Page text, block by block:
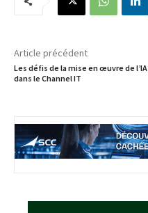
Article précédent
Les défis de la mise en œuvre de l’IA
dans le Channel IT